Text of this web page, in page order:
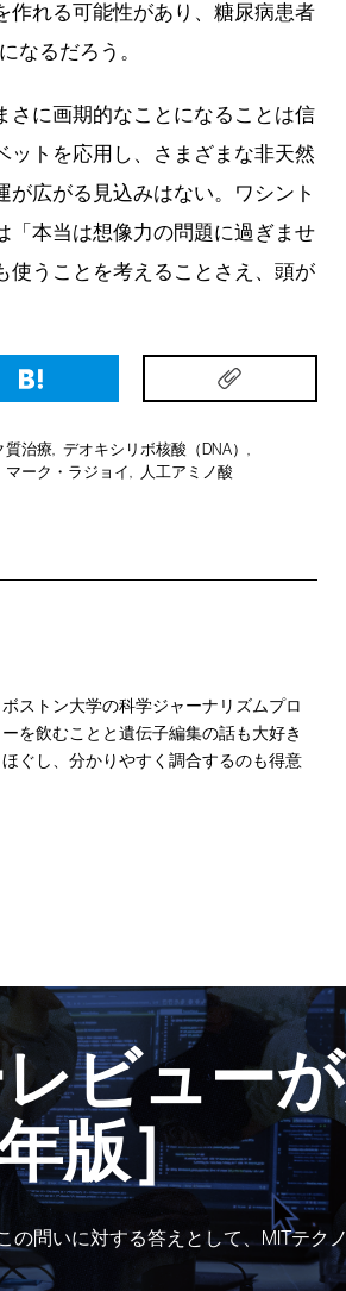
作れる可能性があり、糖尿病患者
なるだろう。
さに画期的なことになることは信
ットを応用し、さまざまな非天然
広がる見込みはない。ワシント
「本当は想像力の問題に過ぎませ
使うことを考えることさえ、頭が
質治療 デオキシリボ核酸（DNA）
マーク・ラジョイ 人工アミノ酸
ストン大学の科学ジャーナリズムプロ
を飲むことと遺伝子編集の話も大好き
ぐし、分かりやすく調合するのも得意
ビュー
版］
問いに対する答えとして、MITテク